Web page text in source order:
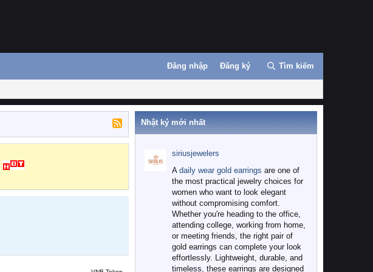
Đăng nhập Đăng ký Tìm kiếm
Nhật ký mới nhất
siriusjewelers
A daily wear gold earrings are one of
the most practical jewelry choices for
women who want to look elegant
without compromising comfort.
Whether you're heading to the office,
attending college, working from home,
or meeting friends, the right pair of
gold earrings can complete your look
effortlessly. Lightweight, durable, and
timeless, these earrings are designed